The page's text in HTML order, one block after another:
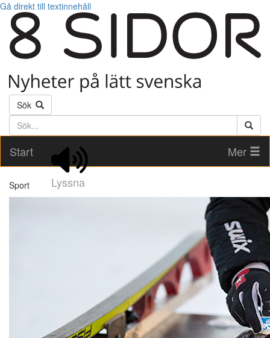
Gå direkt till textinnehåll
Sök
Söktext
Start
Lyssna
Mer
Sport